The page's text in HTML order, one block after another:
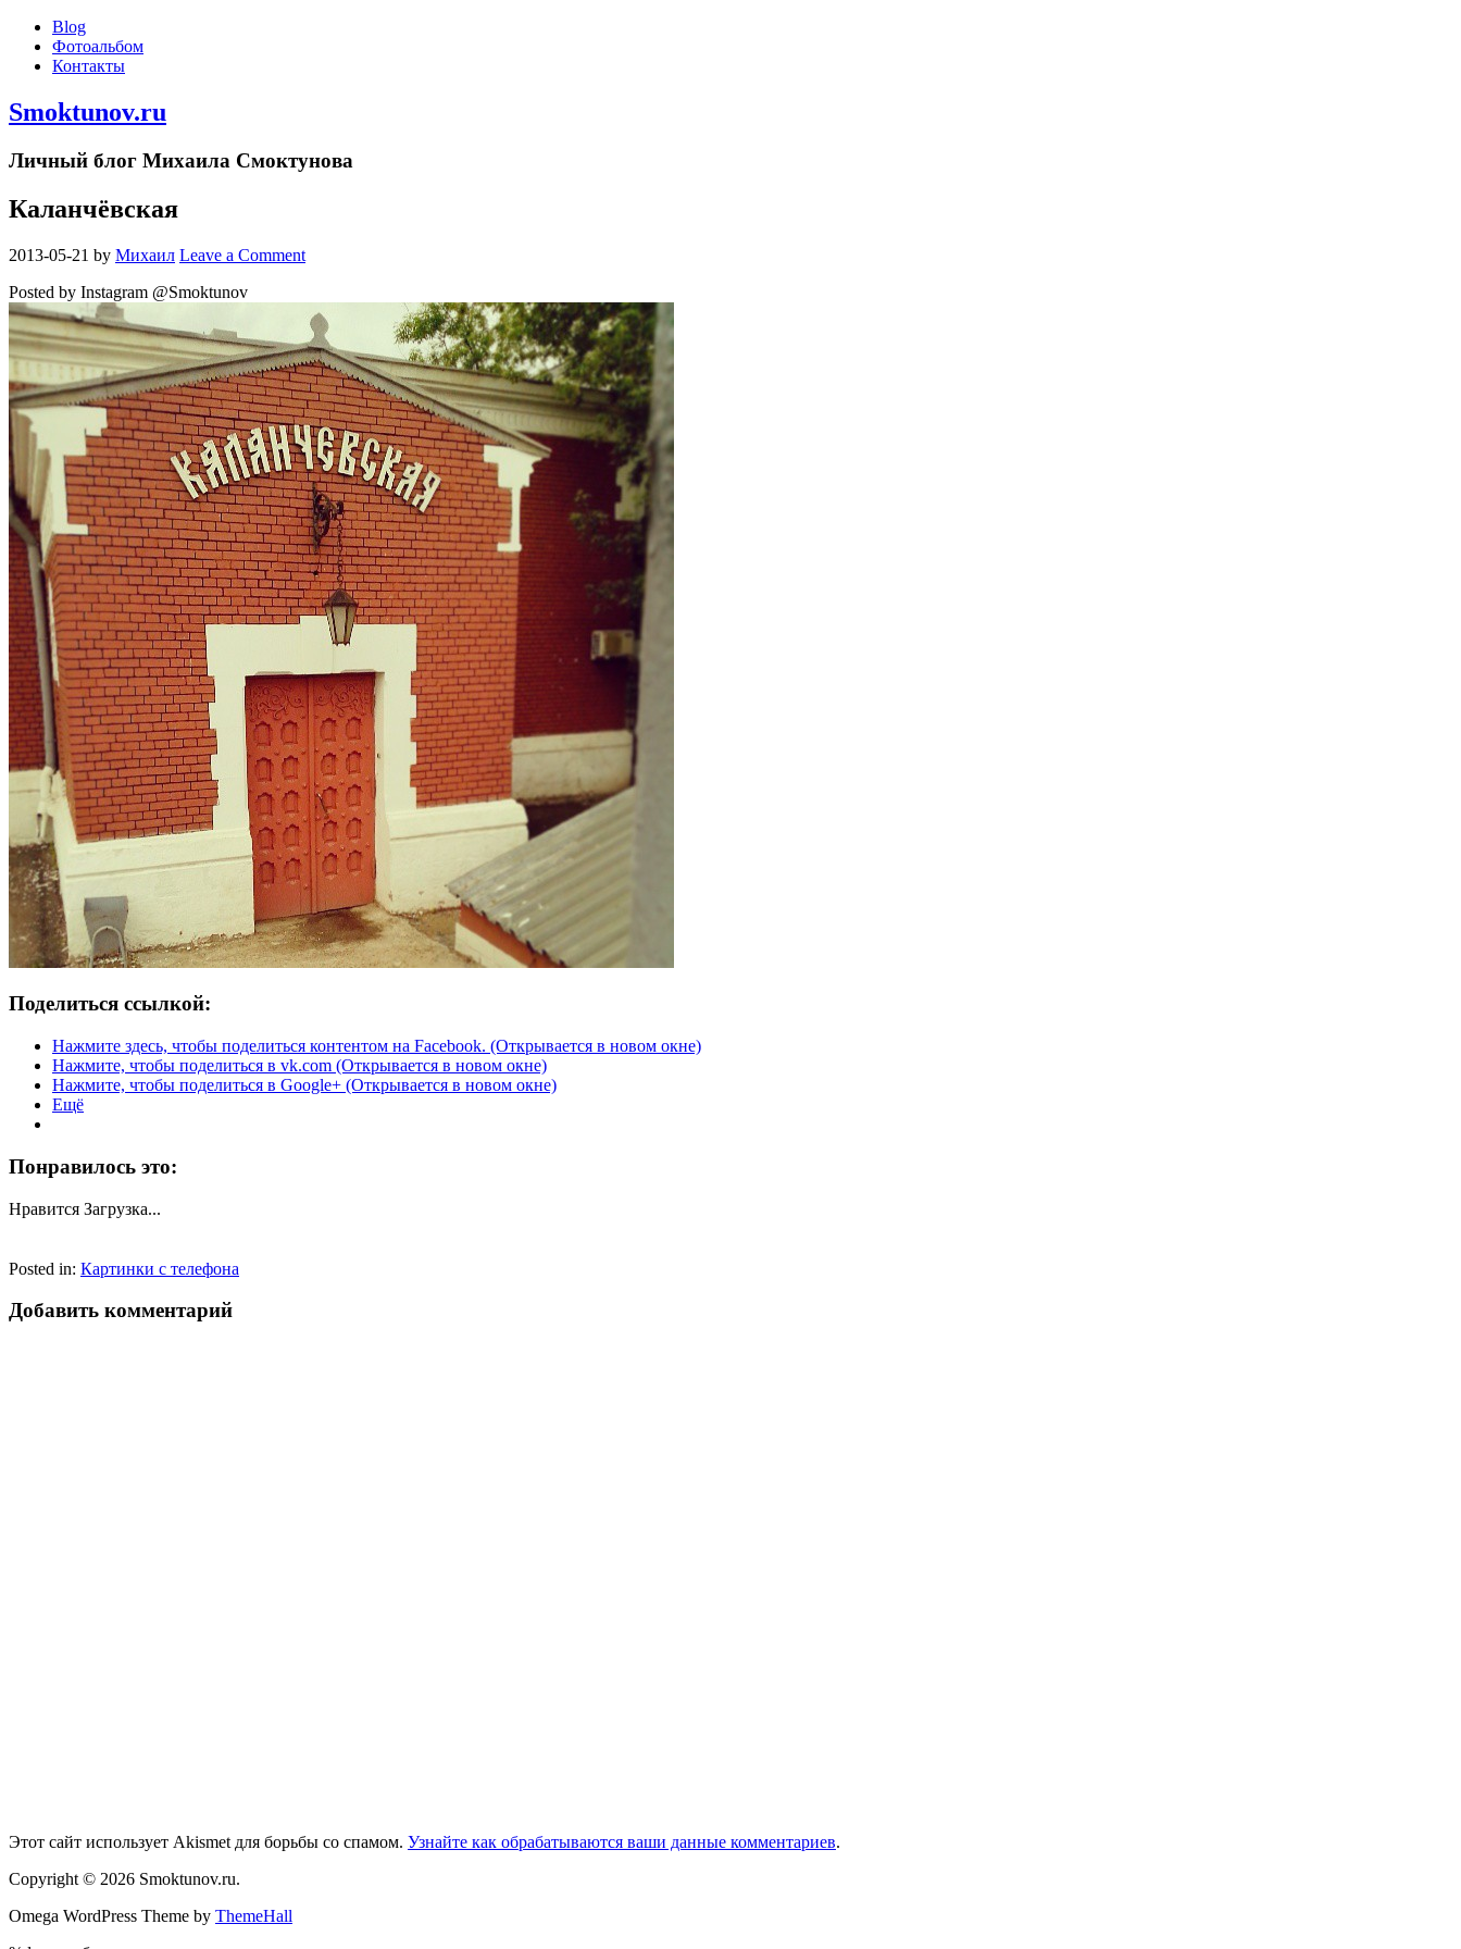
Blog
Фотоальбом
Контакты
Smoktunov.ru
Личный блог Михаила Смоктунова
Каланчёвская
2013-05-21 by Михаил Leave a Comment
Posted by Instagram @Smoktunov
Поделиться ссылкой:
Нажмите здесь, чтобы поделиться контентом на Facebook. (Открывается в новом окне)
Нажмите, чтобы поделиться в vk.com (Открывается в новом окне)
Нажмите, чтобы поделиться в Google+ (Открывается в новом окне)
Ещё
Понравилось это:
Нравится Загрузка...
Posted in: Картинки с телефона
Добавить комментарий
Этот сайт использует Akismet для борьбы со спамом. Узнайте как обрабатываются ваши данные комментариев.
Copyright © 2026 Smoktunov.ru.
Omega WordPress Theme by ThemeHall